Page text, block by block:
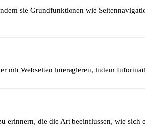
sie Grundfunktionen wie
mit Webseiten interagieren, indem
erinnern, die die Art beeinflussen, wie